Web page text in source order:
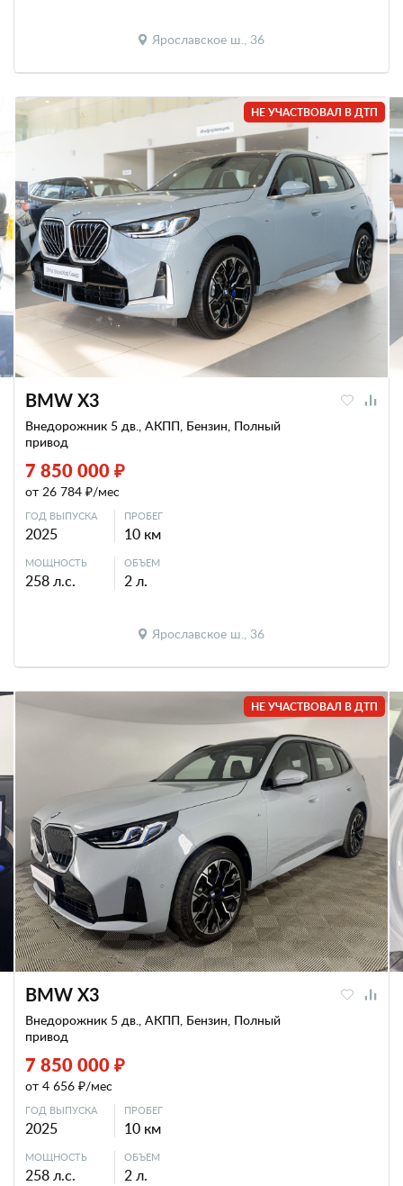
Ярославское ш., 36
НЕ УЧАСТВОВАЛ В ДТП
BMW X3
Внедорожник 5 дв., АКПП, Бензин, Полный
привод
7 850 000 ₽
от 26 784 ₽/мес
ГОД ВЫПУСКА
2025
ПРОБЕГ
10 км
МОЩНОСТЬ
258 л.с.
ОБЪЕМ
2 л.
Ярославское ш., 36
НЕ УЧАСТВОВАЛ В ДТП
BMW X3
Внедорожник 5 дв., АКПП, Бензин, Полный
привод
7 850 000 ₽
от 4 656 ₽/мес
ГОД ВЫПУСКА
2025
ПРОБЕГ
10 км
МОЩНОСТЬ
258 л.с.
ОБЪЕМ
2 л.